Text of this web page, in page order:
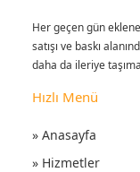
Her geçen gün
satışı ve baskı
daha da ileriye
Hızlı Menü
» Anasayfa
» Hizmetler